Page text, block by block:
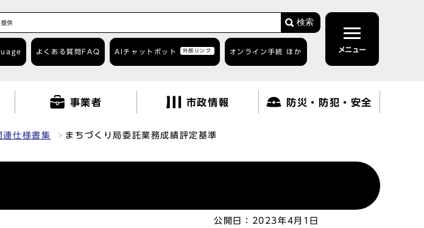
検索
よくある質問 FAQ AIチャットボット 外部リンク オンライン手続 ほか メニュー
事業者 市政情報 防災・防犯・安全
連仕様書集 まちづくり局委託業務成績評定基準
公開日：
2023年4月1日